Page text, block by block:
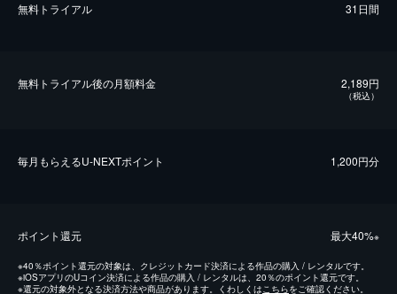
無料トライアル 31日間
無料トライアル後の⽉額料金 2,189円
（税込）
毎⽉もらえるU-NEXTポイント 1,200円分
ポイント還元 最⼤40%※
※40％ポイント還元の対象は、クレジットカード決済による作品の購入 / レンタルです。
※iOSアプリのUコイン決済による作品の購入 / レンタルは、20％のポイント還元です。
※還元の対象外となる決済方法や商品があります。くわしくはこちらをご確認ください。